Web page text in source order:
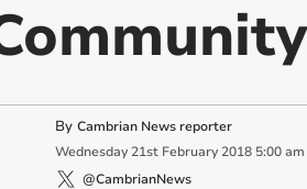
By Cambrian News reporter
Wednesday 21st February 2018 5:00 am
@CambrianNews